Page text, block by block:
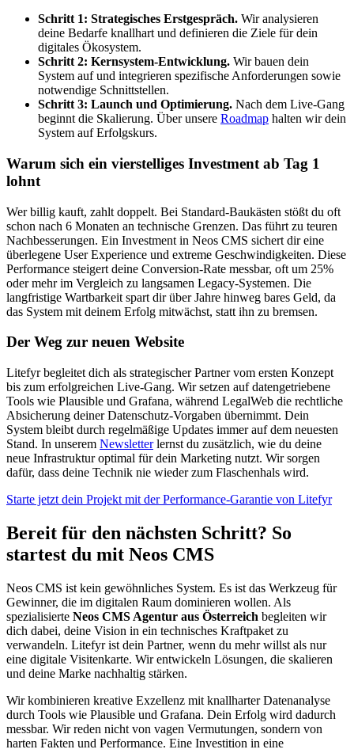
Schritt 1: Strategisches Erstgespräch. Wir analysieren
deine Bedarfe knallhart und definieren die Ziele für dein
digitales Ökosystem.
Schritt 2: Kernsystem-Entwicklung. Wir bauen dein
System auf und integrieren spezifische Anforderungen sowie
notwendige Schnittstellen.
Schritt 3: Launch und Optimierung. Nach dem Live-Gang
beginnt die Skalierung. Über unsere Roadmap halten wir dein
System auf Erfolgskurs.
Warum sich ein vierstelliges Investment ab Tag 1
lohnt
Wer billig kauft, zahlt doppelt. Bei Standard-Baukästen stößt du oft
schon nach 6 Monaten an technische Grenzen. Das führt zu teuren
Nachbesserungen. Ein Investment in Neos CMS sichert dir eine
überlegene User Experience und extreme Geschwindigkeiten. Diese
Performance steigert deine Conversion-Rate messbar, oft um 25%
oder mehr im Vergleich zu langsamen Legacy-Systemen. Die
langfristige Wartbarkeit spart dir über Jahre hinweg bares Geld, da
das System mit deinem Erfolg mitwächst, statt ihn zu bremsen.
Der Weg zur neuen Website
Litefyr begleitet dich als strategischer Partner vom ersten Konzept
bis zum erfolgreichen Live-Gang. Wir setzen auf datengetriebene
Tools wie Plausible und Grafana, während LegalWeb die rechtliche
Absicherung deiner Datenschutz-Vorgaben übernimmt. Dein
System bleibt durch regelmäßige Updates immer auf dem neuesten
Stand. In unserem Newsletterlernst du zusätzlich, wie du deine
neue Infrastruktur optimal für dein Marketing nutzt. Wir sorgen
dafür, dass deine Technik nie wieder zum Flaschenhals wird.
Starte jetzt dein Projekt mit der Performance-Garantie von Litefyr
Bereit für den nächsten Schritt? So
startest du mit Neos CMS
Neos CMS ist kein gewöhnliches System. Es ist das Werkzeug für
Gewinner, die im digitalen Raum dominieren wollen. Als
spezialisierte Neos CMS Agentur aus Österreich begleiten wir
dich dabei, deine Vision in ein technisches Kraftpaket zu
verwandeln. Litefyr ist dein Partner, wenn du mehr willst als nur
eine digitale Visitenkarte. Wir entwickeln Lösungen, die skalieren
und deine Marke nachhaltig stärken.
Wir kombinieren kreative Exzellenz mit knallharter Datenanalyse
durch Tools wie Plausible und Grafana. Dein Erfolg wird dadurch
messbar. Wir reden nicht von vagen Vermutungen, sondern von
harten Fakten und Performance. Eine Investition in eine